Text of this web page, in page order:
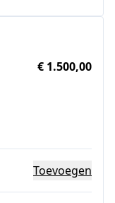
€ 1.500,00
Toevoegen